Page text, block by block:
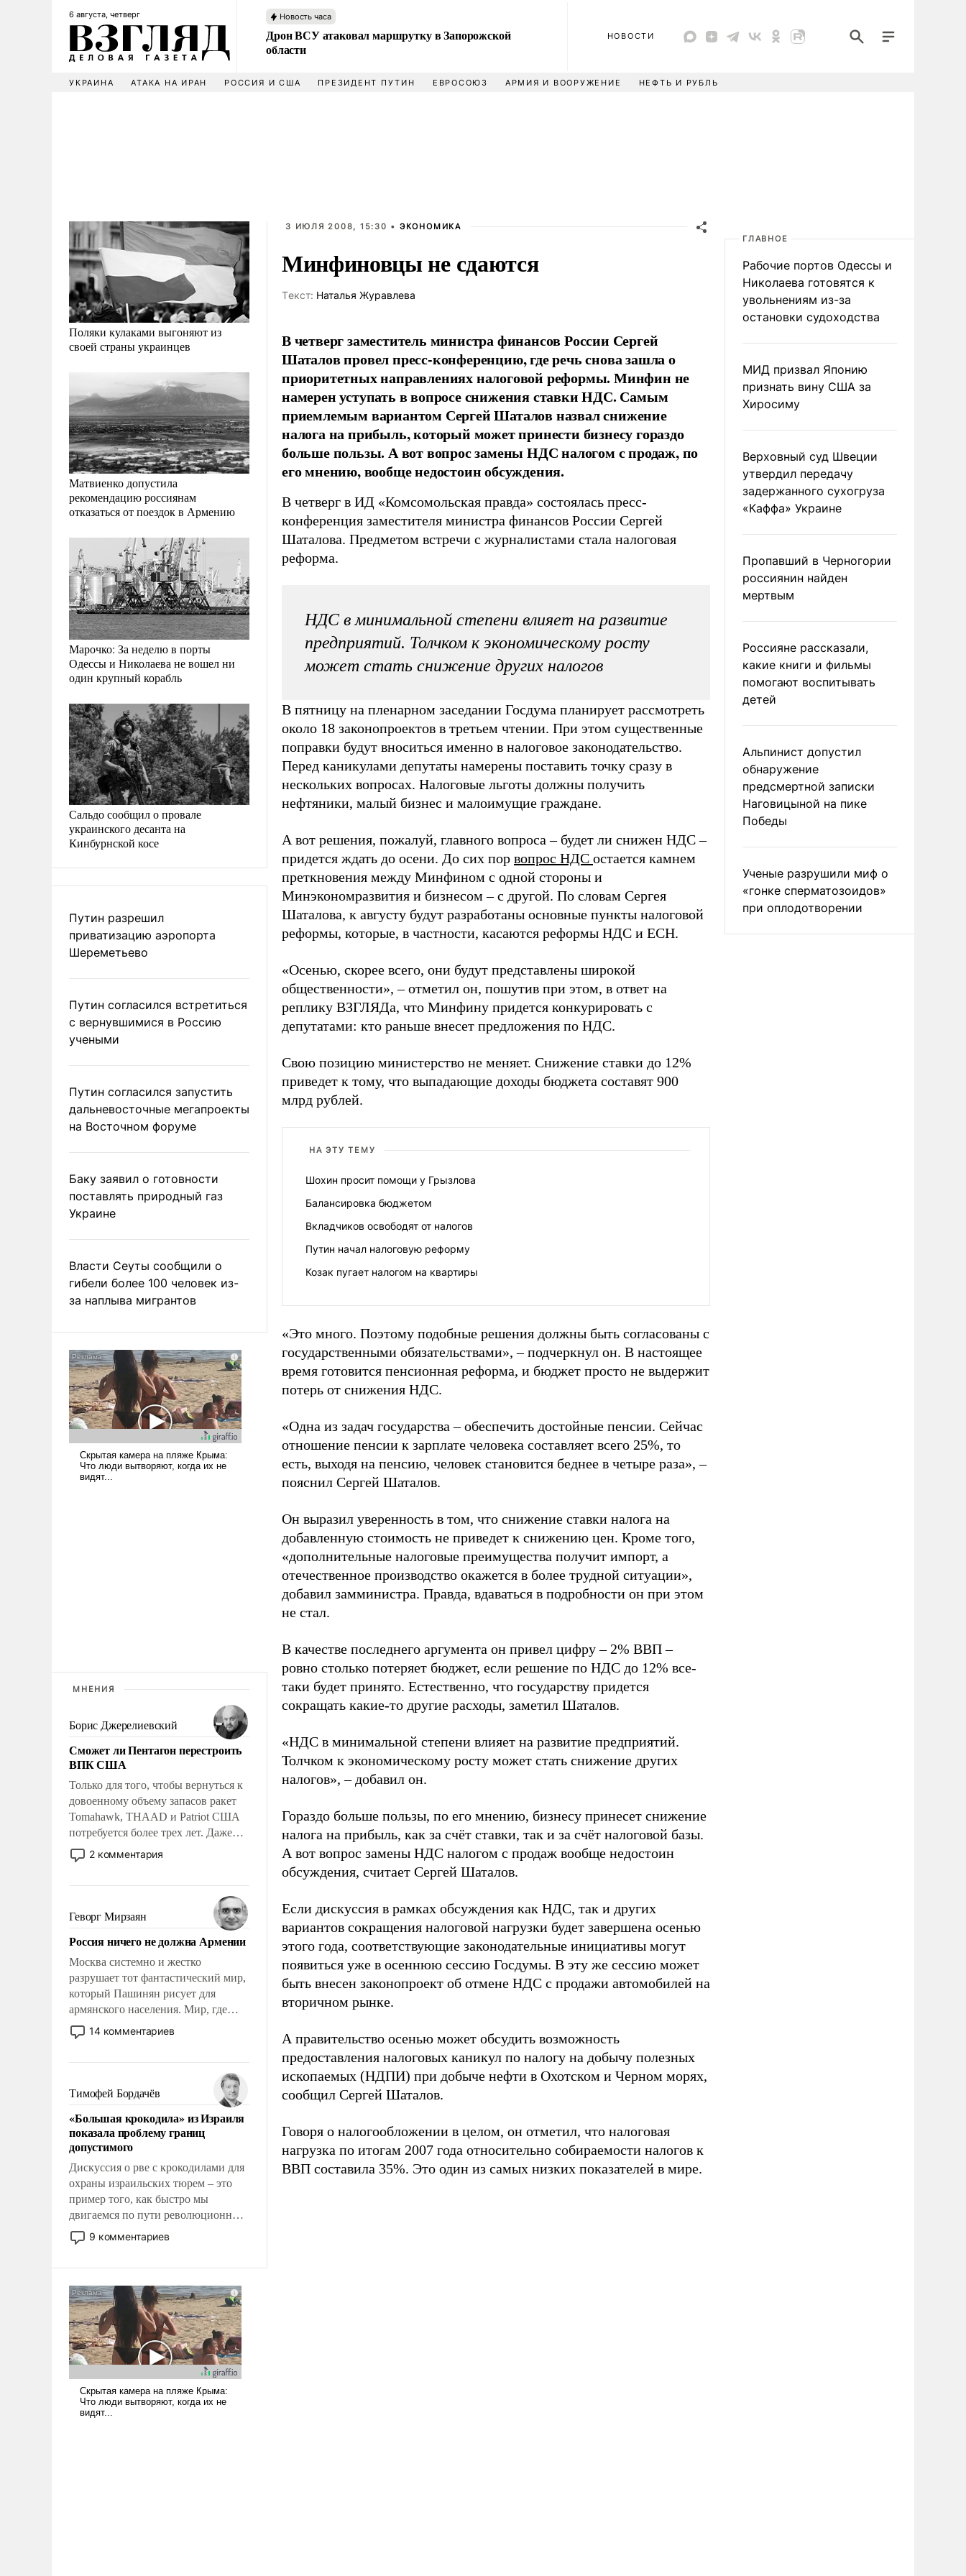
6 августа, четверг Новость часа
Дрон ВСУ атаковал маршрутку в Запорожской
области
НОВОСТИ
УКРАИНА АТАКА НА ИРАН РОССИЯ И США ПРЕЗИДЕНТ ПУТИН ЕВРОСОЮЗ АРМИЯ И ВООРУЖЕНИЕ НЕФТЬ И РУБЛЬ
Поляки кулаками выгоняют из
своей страны украинцев
Матвиенко допустила
рекомендацию россиянам
отказаться от поездок в Армению
Марочко: За неделю в порты
Одессы и Николаева не вошел ни
один крупный корабль
Сальдо сообщил о провале
украинского десанта на
Кинбурнской косе
Путин разрешил
приватизацию аэропорта
Шереметьево
Путин согласился встретиться
с вернувшимися в Россию
учеными
Путин согласился запустить
дальневосточные мегапроекты
на Восточном форуме
Баку заявил о готовности
поставлять природный газ
Украине
Власти Сеуты сообщили о
гибели более 100 человек из-
за наплыва мигрантов
МНЕНИЯ
Борис Джерелиевский
Сможет ли Пентагон перестроить
ВПК США
Только для того, чтобы вернуться к
довоенному объему запасов ракет
Tomahawk, THAAD и Patriot США
потребуется более трех лет. Даже
небольшая война с Ираном
опустошила американские
уязвимости США, например, перед
Китаем.
2 комментария
Геворг Мирзаян
Россия ничего не должна Армении
Москва системно и жестко
разрушает тот фантастический мир,
который Пашинян рисует для
армянского населения. Мир, где
политические прожекты будут
безусловно оплачиваться за счет
где Еревану за свои поступки не
нужно отвечать.
14 комментариев
Тимофей Бордачёв
«Большая крокодила» из Израиля
показала проблему границ
допустимого
Дискуссия о рве с крокодилами для
охраны израильских тюрем – это
пример того, как быстро мы
двигаемся по пути революционных
изменений. То, что несколько лет
назад было образом для
9 комментариев
3 ИЮЛЯ 2008, 15:30 • ЭКОНОМИКА
Минфиновцы не сдаются
Tекст: Наталья Журавлева
В четверг заместитель министра финансов России Сергей
Шаталов провел пресс-конференцию, где речь снова зашла о
приоритетных направлениях налоговой реформы. Минфин не
намерен уступать в вопросе снижения ставки НДС. Самым
приемлемым вариантом Сергей Шаталов назвал снижение
налога на прибыль, который может принести бизнесу гораздо
больше пользы. А вот вопрос замены НДС налогом с продаж, по
его мнению, вообще недостоин обсуждения.
В четверг в ИД «Комсомольская правда» состоялась пресс-
конференция заместителя министра финансов России Сергей
Шаталова. Предметом встречи с журналистами стала налоговая
реформа.
НДС в минимальной степени влияет на развитие
предприятий. Толчком к экономическому росту
может стать снижение других налогов
В пятницу на пленарном заседании Госдума планирует рассмотреть
около 18 законопроектов в третьем чтении. При этом существенные
поправки будут вноситься именно в налоговое законодательство.
Перед каникулами депутаты намерены поставить точку сразу в
нескольких вопросах. Налоговые льготы должны получить
нефтяники, малый бизнес и малоимущие граждане.
А вот решения, пожалуй, главного вопроса – будет ли снижен НДС –
придется ждать до осени. До сих пор вопрос НДС остается камнем
преткновения между Минфином с одной стороны и
Минэкономразвития и бизнесом – с другой. По словам Сергея
Шаталова, к августу будут разработаны основные пункты налоговой
реформы, которые, в частности, касаются реформы НДС и ЕСН.
«Осенью, скорее всего, они будут представлены широкой
общественности», – отметил он, пошутив при этом, в ответ на
реплику ВЗГЛЯДа, что Минфину придется конкурировать с
депутатами: кто раньше внесет предложения по НДС.
Свою позицию министерство не меняет. Снижение ставки до 12%
приведет к тому, что выпадающие доходы бюджета составят 900
млрд рублей.
НА ЭТУ ТЕМУ
Шохин просит помощи у Грызлова
Балансировка бюджетом
Вкладчиков освободят от налогов
Путин начал налоговую реформу
Козак пугает налогом на квартиры
«Это много. Поэтому подобные решения должны быть согласованы с
государственными обязательствами», – подчеркнул он. В настоящее
время готовится пенсионная реформа, и бюджет просто не выдержит
потерь от снижения НДС.
«Одна из задач государства – обеспечить достойные пенсии. Сейчас
отношение пенсии к зарплате человека составляет всего 25%, то
есть, выходя на пенсию, человек становится беднее в четыре раза», –
пояснил Сергей Шаталов.
Он выразил уверенность в том, что снижение ставки налога на
добавленную стоимость не приведет к снижению цен. Кроме того,
«дополнительные налоговые преимущества получит импорт, а
отечественное производство окажется в более трудной ситуации»,
добавил замминистра. Правда, вдаваться в подробности он при этом
не стал.
В качестве последнего аргумента он привел цифру – 2% ВВП –
ровно столько потеряет бюджет, если решение по НДС до 12% все-
таки будет принято. Естественно, что государству придется
сокращать какие-то другие расходы, заметил Шаталов.
«НДС в минимальной степени влияет на развитие предприятий.
Толчком к экономическому росту может стать снижение других
налогов», – добавил он.
Гораздо больше пользы, по его мнению, бизнесу принесет снижение
налога на прибыль, как за счёт ставки, так и за счёт налоговой базы.
А вот вопрос замены НДС налогом с продаж вообще недостоин
обсуждения, считает Сергей Шаталов.
Если дискуссия в рамках обсуждения как НДС, так и других
вариантов сокращения налоговой нагрузки будет завершена осенью
этого года, соответствующие законодательные инициативы могут
появиться уже в осеннюю сессию Госдумы. В эту же сессию может
быть внесен законопроект об отмене НДС с продажи автомобилей на
вторичном рынке.
А правительство осенью может обсудить возможность
предоставления налоговых каникул по налогу на добычу полезных
ископаемых (НДПИ) при добыче нефти в Охотском и Черном морях,
сообщил Сергей Шаталов.
Говоря о налогообложении в целом, он отметил, что налоговая
нагрузка по итогам 2007 года относительно собираемости налогов к
ВВП составила 35%. Это один из самых низких показателей в мире.
ГЛАВНОЕ
Рабочие портов Одессы и
Николаева готовятся к
увольнениям из-за
остановки судоходства
МИД призвал Японию
признать вину США за
Хиросиму
Верховный суд Швеции
утвердил передачу
задержанного сухогруза
«Каффа» Украине
Пропавший в Черногории
россиянин найден
мертвым
Россияне рассказали,
какие книги и фильмы
помогают воспитывать
детей
Альпинист допустил
обнаружение
предсмертной записки
Наговицыной на пике
Победы
Ученые разрушили миф о
«гонке сперматозоидов»
при оплодотворении